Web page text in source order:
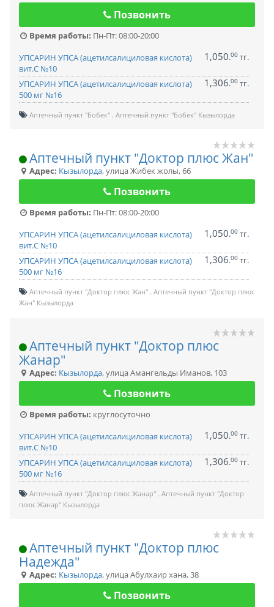
Позвонить
Время работы: Пн-Пт: 08:00-20:00
УПСАРИН УПСА (ацетилсалициловая кислота)
вит.С №10
1,050.00 тг.
УПСАРИН УПСА (ацетилсалициловая кислота)
500 мг №16
1,306.00 тг.
Аптечный пункт "Бобек" Аптечный пункт "Бобек" Кызылорда
Аптечный пункт "Доктор плюс Жан"
Адрес: Кызылорда,улица Жибек жолы, 66
Позвонить
Время работы: Пн-Пт: 08:00-20:00
УПСАРИН УПСА (ацетилсалициловая кислота)
вит.С №10
1,050.00 тг.
УПСАРИН УПСА (ацетилсалициловая кислота)
500 мг №16
1,306.00 тг.
Аптечный пункт "Доктор плюс Жан" Аптечный пункт "Доктор плюс
Жан" Кызылорда
Аптечный пункт "Доктор плюс
Жанар"
Адрес: Кызылорда,улица Амангельды Иманов, 103
Позвонить
Время работы: круглосуточно
УПСАРИН УПСА (ацетилсалициловая кислота)
вит.С №10
1,050.00 тг.
УПСАРИН УПСА (ацетилсалициловая кислота)
500 мг №16
1,306.00 тг.
Аптечный пункт "Доктор плюс Жанар" Аптечный пункт "Доктор
плюс Жанар" Кызылорда
Аптечный пункт "Доктор плюс
Надежда"
Адрес: Кызылорда,улица Абулхаир хана, 38
Позвонить